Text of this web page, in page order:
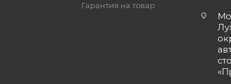
Гарантия на товар